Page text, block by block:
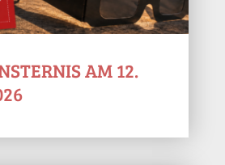
AM 12.